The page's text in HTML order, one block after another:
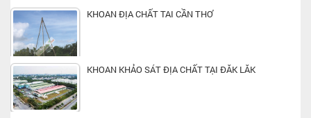
KHOAN ĐỊA CHẤT TAI CẦN THƠ
KHOAN KHẢO SÁT ĐỊA CHẤT TẠI ĐĂK LĂK